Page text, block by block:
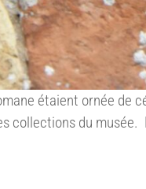
étaient ornée de
collections du musée.